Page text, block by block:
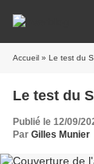
Accueil » Le test du
Le test du
Publié le 12/09/
Par Gilles Munier